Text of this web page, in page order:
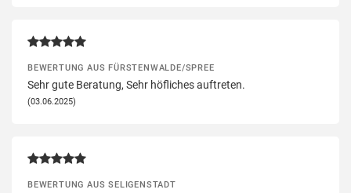
BEWERTUNG AUS FÜRSTENWALDE/SPREE
Sehr gute Beratung, Sehr höfliches auftreten.
(03.06.2025)
BEWERTUNG AUS SELIGENSTADT